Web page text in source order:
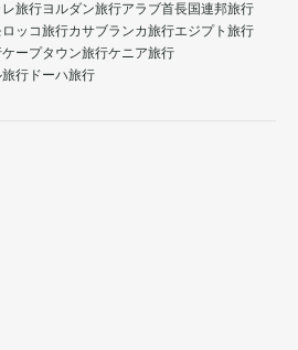
旅行ヨルダン旅行アラブ首長国連邦旅行
ロッコ旅行カサブランカ旅行エジプト旅行
ケープタウン旅行ケニア旅行
行 ドーハ旅行